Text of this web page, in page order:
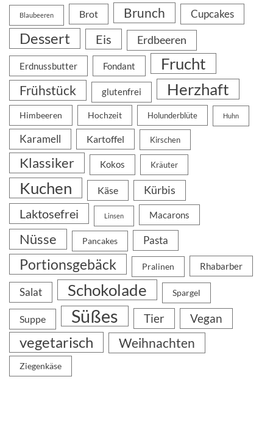
Blaubeeren Brot Brunch Cupcakes
Dessert Eis Erdbeeren
Erdnussbutter Fondant Frucht
Frühstück glutenfrei Herzhaft
Himbeeren Hochzeit Holunderblüte Huhn
Karamell Kartoffel Kirschen
Klassiker Kokos Kräuter
Kuchen Käse Kürbis
Laktosefrei Linsen Macarons
Nüsse Pancakes Pasta
Portionsgebäck Pralinen Rhabarber
Salat Schokolade Spargel
Suppe Süßes Tier Vegan
vegetarisch Weihnachten
Ziegenkäse